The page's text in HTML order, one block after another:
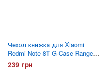
Чехол книжка для Xiaomi
Redmi Note 8T G-Case Ranger
Красный
239 грн